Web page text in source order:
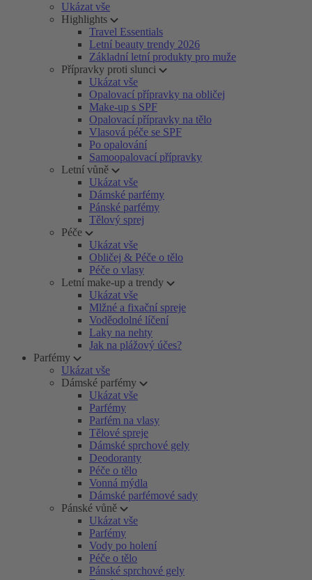
Ukázat vše
Highlights
Travel Essentials
Letní beauty trendy 2026
Základní letní produkty pro muže
Přípravky proti slunci
Ukázat vše
Opalovací přípravky na obličej
Make-up s SPF
Opalovací přípravky na tělo
Vlasová péče se SPF
Po opalování
Samoopalovací přípravky
Letní vůně
Ukázat vše
Dámské parfémy
Pánské parfémy
Tělový sprej
Péče
Ukázat vše
Obličej & Péče o tělo
Péče o vlasy
Letní make-up a trendy
Ukázat vše
Mlžné a fixační spreje
Voděodolné líčení
Laky na nehty
Jak na plážový účes?
Parfémy
Ukázat vše
Dámské parfémy
Ukázat vše
Parfémy
Parfém na vlasy
Tělové spreje
Dámské sprchové gely
Deodoranty
Péče o tělo
Vonná mýdla
Dámské parfémové sady
Pánské vůně
Ukázat vše
Parfémy
Vody po holení
Péče o tělo
Pánské sprchové gely